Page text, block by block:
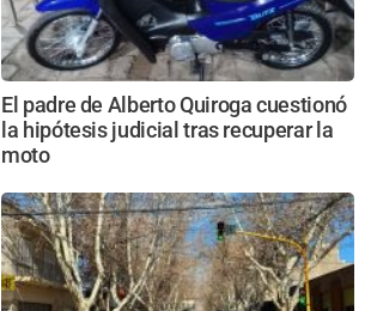
El padre de Alberto Quiroga cuestionó
la hipótesis judicial tras recuperar la
moto